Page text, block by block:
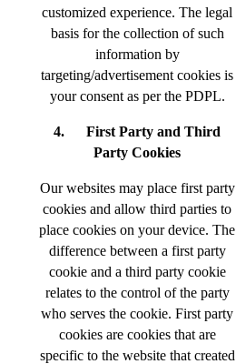
customized experience. The legal
basis for the collection of such
information by
targeting/advertisement cookies is
your consent as per the PDPL.
4. First Party and Third
Party Cookies
Our websites may place first party
cookies and allow third parties to
place cookies on your device. The
difference between a first party
cookie and a third party cookie
relates to the control of the party
who serves the cookie. First party
cookies are cookies that are
specific to the website that created